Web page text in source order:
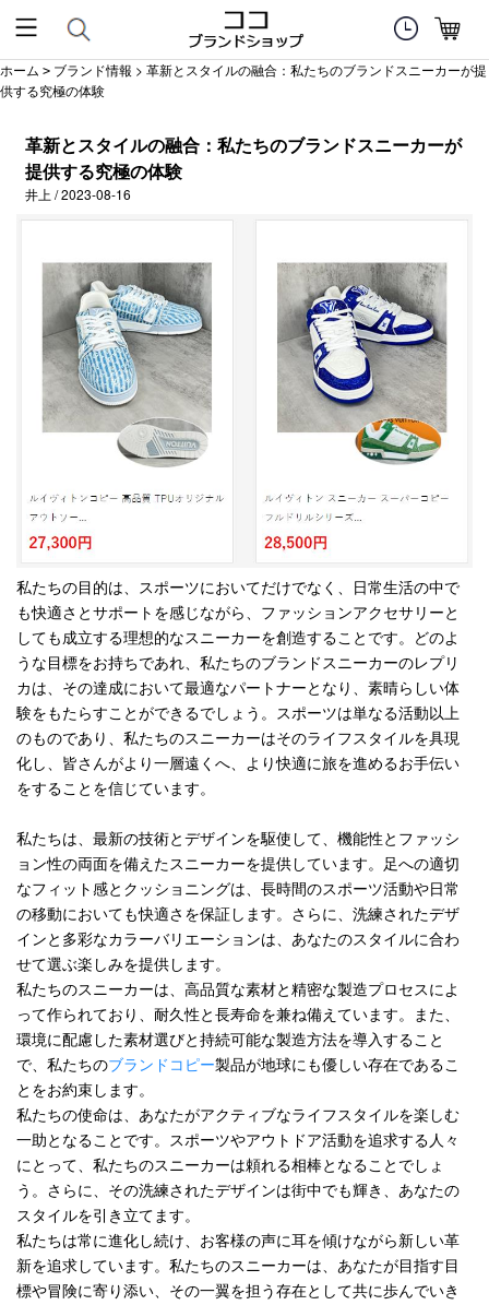
ホーム > ブランド情報 > 革新とスタイルの融合：私たちのブランドスニーカーが提
供する究極の体験
革新とスタイルの融合：私たちのブランドスニーカーが
提供する究極の体験
井上 / 2023-08-16
私たちの目的は、スポーツにおいてだけでなく、日常生活の中で
も快適さとサポートを感じながら、ファッションアクセサリーと
しても成立する理想的なスニーカーを創造することです。どのよ
うな目標をお持ちであれ、私たちのブランドスニーカーのレプリ
カは、その達成において最適なパートナーとなり、素晴らしい体
験をもたらすことができるでしょう。スポーツは単なる活動以上
のものであり、私たちのスニーカーはそのライフスタイルを具現
化し、皆さんがより一層遠くへ、より快適に旅を進めるお手伝い
をすることを信じています。
私たちは、最新の技術とデザインを駆使して、機能性とファッシ
ョン性の両面を備えたスニーカーを提供しています。足への適切
なフィット感とクッショニングは、長時間のスポーツ活動や日常
の移動においても快適さを保証します。さらに、洗練されたデザ
インと多彩なカラーバリエーションは、あなたのスタイルに合わ
せて選ぶ楽しみを提供します。
私たちのスニーカーは、高品質な素材と精密な製造プロセスによ
って作られており、耐久性と長寿命を兼ね備えています。また、
環境に配慮した素材選びと持続可能な製造方法を導入すること
で、私たちのブランドコピー製品が地球にも優しい存在であるこ
とをお約束します。
私たちの使命は、あなたがアクティブなライフスタイルを楽しむ
一助となることです。スポーツやアウトドア活動を追求する人々
にとって、私たちのスニーカーは頼れる相棒となることでしょ
う。さらに、その洗練されたデザインは街中でも輝き、あなたの
スタイルを引き立てます。
私たちは常に進化し続け、お客様の声に耳を傾けながら新しい革
新を追求しています。私たちのスニーカーは、あなたが目指す目
標や冒険に寄り添い、その一翼を担う存在として共に歩んでいき